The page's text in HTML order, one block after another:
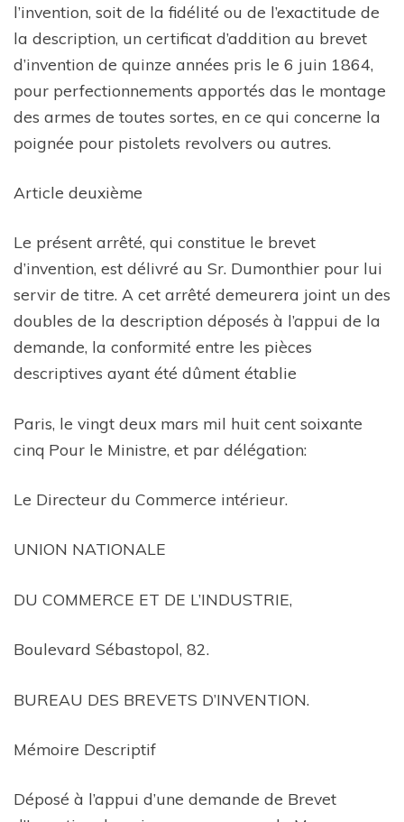
l’invention, soit de la fidélité ou de l’exactitude de
la description, un certificat d’addition au brevet
d’invention de quinze années pris le 6 juin 1864,
pour perfectionnements apportés das le montage
des armes de toutes sortes, en ce qui concerne la
poignée pour pistolets revolvers ou autres.
Article deuxième
Le présent arrêté, qui constitue le brevet
d’invention, est délivré au Sr. Dumonthier pour lui
servir de titre. A cet arrêté demeurera joint un des
doubles de la description déposés à l’appui de la
demande, la conformité entre les pièces
descriptives ayant été dûment établie
Paris, le vingt deux mars mil huit cent soixante
cinq Pour le Ministre, et par délégation:
Le Directeur du Commerce intérieur.
UNION NATIONALE
DU COMMERCE ET DE L’INDUSTRIE,
Boulevard Sébastopol, 82.
BUREAU DES BREVETS D’INVENTION.
Mémoire Descriptif
Déposé à l’appui d’une demande de Brevet